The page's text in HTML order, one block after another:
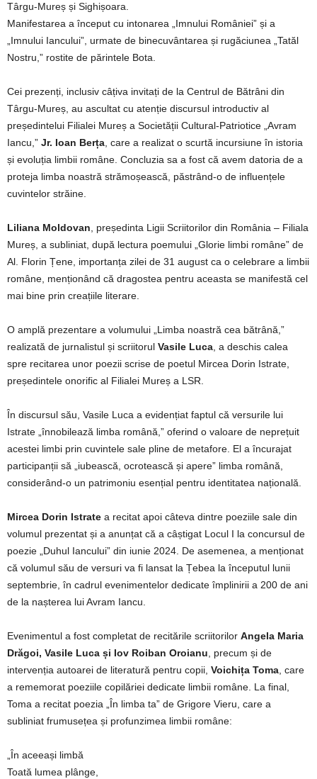
Târgu-Mureș și Sighișoara.
Manifestarea a început cu intonarea „Imnului României” și a
„Imnului Iancului”, urmate de binecuvântarea și rugăciunea „Tatăl
Nostru,” rostite de părintele Bota.
Cei prezenți, inclusiv câțiva invitați de la Centrul de Bătrâni din
Târgu-Mureș, au ascultat cu atenție discursul introductiv al
președintelui Filialei Mureș a Societății Cultural-Patriotice „Avram
Iancu,” Jr. Ioan Berța , care a realizat o scurtă incursiune în istoria
și evoluția limbii române. Concluzia sa a fost că avem datoria de a
proteja limba noastră strămoșească, păstrând-o de influențele
cuvintelor străine.
Liliana Moldovan , președinta Ligii Scriitorilor din România – Filiala
Mureș, a subliniat, după lectura poemului „Glorie limbi române” de
Al. Florin Țene, importanța zilei de 31 august ca o celebrare a limbii
române, menționând că dragostea pentru aceasta se manifestă cel
mai bine prin creațiile literare.
O amplă prezentare a volumului „Limba noastră cea bătrână,”
realizată de jurnalistul și scriitorul Vasile Luca , a deschis calea
spre recitarea unor poezii scrise de poetul Mircea Dorin Istrate,
președintele onorific al Filialei Mureș a LSR.
În discursul său, Vasile Luca a evidențiat faptul că versurile lui
Istrate „înnobilează limba română,” oferind o valoare de neprețuit
acestei limbi prin cuvintele sale pline de metafore. El a încurajat
participanții să „iubească, ocrotească și apere” limba română,
considerând-o un patrimoniu esențial pentru identitatea națională.
Mircea Dorin Istrate a recitat apoi câteva dintre poeziile sale din
volumul prezentat și a anunțat că a câștigat Locul I la concursul de
poezie „Duhul Iancului” din iunie 2024. De asemenea, a menționat
că volumul său de versuri va fi lansat la Țebea la începutul lunii
septembrie, în cadrul evenimentelor dedicate împlinirii a 200 de ani
de la nașterea lui Avram Iancu.
Evenimentul a fost completat de recitările scriitorilor Angela Maria
Drăgoi, Vasile Luca și Iov Roiban Oroianu , precum și de
intervenția autoarei de literatură pentru copii, Voichița Toma , care
a rememorat poeziile copilăriei dedicate limbii române. La final,
Toma a recitat poezia „În limba ta” de Grigore Vieru, care a
subliniat frumusețea și profunzimea limbii române:
„În aceeași limbă
Toată lumea plânge,